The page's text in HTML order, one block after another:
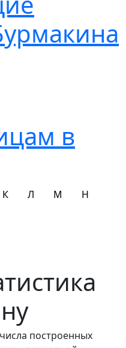
в
К Л М
Н
построенных